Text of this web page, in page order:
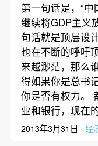
第一句话是，“
继续将GDP主义
句话就是顶层设
也在不断的呼吁
来越渺茫，那么
得如果你是总书
你是否有权力。
业和银行，现
2013年3月31日 · 经